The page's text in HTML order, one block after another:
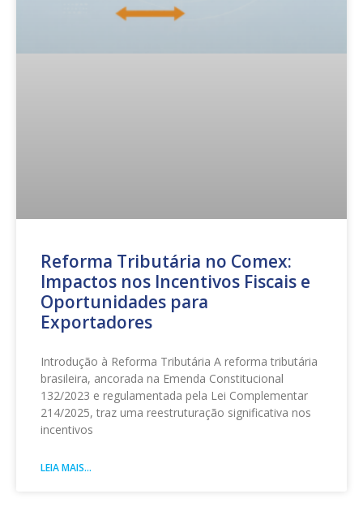
Reforma Tributária no Comex:
Impactos nos Incentivos Fiscais e
Oportunidades para
Exportadores
Introdução à Reforma Tributária A reforma tributária
brasileira, ancorada na Emenda Constitucional
132/2023 e regulamentada pela Lei Complementar
214/2025, traz uma reestruturação significativa nos
incentivos
LEIA MAIS...